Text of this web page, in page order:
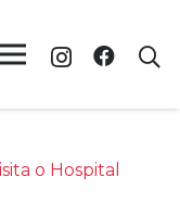
o Hospital